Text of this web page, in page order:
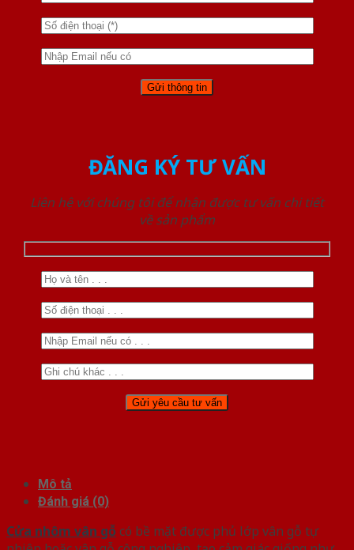
ĐĂNG KÝ TƯ VẤN
Liên hệ với chúng tôi để nhận được tư vấn chi tiết
về sản phẩm
Mô tả
Đánh giá (0)
Cửa nhôm vân gỗcó bề mặt được phủ lớp vân gỗ tự